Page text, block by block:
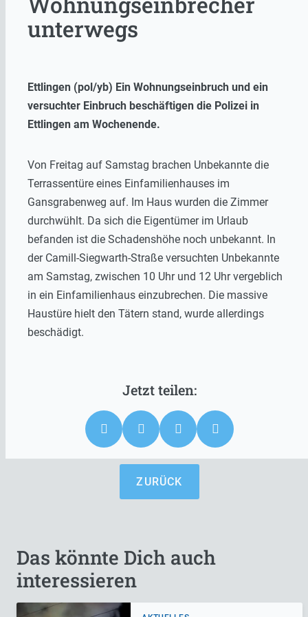
unterwegs
Ettlingen (pol/yb) Ein Wohnungseinbruch und ein
versuchter Einbruch beschäftigen die Polizei in
Ettlingen am Wochenende.
Von Freitag auf Samstag brachen Unbekannte die
Terrassentüre eines Einfamilienhauses im
Gansgrabenweg auf. Im Haus wurden die Zimmer
durchwühlt. Da sich die Eigentümer im Urlaub
befanden ist die Schadenshöhe noch unbekannt. In
der Camill-Siegwarth-Straße versuchten Unbekannte
am Samstag, zwischen 10 Uhr und 12 Uhr vergeblich
in ein Einfamilienhaus einzubrechen. Die massive
Haustüre hielt den Tätern stand, wurde allerdings
beschädigt.
ZURÜCK
Das könnte Dich auch
interessieren